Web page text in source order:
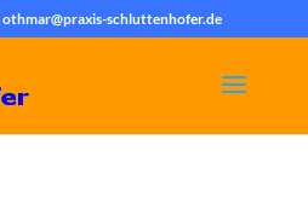
othmar@praxis-schluttenhofer.de